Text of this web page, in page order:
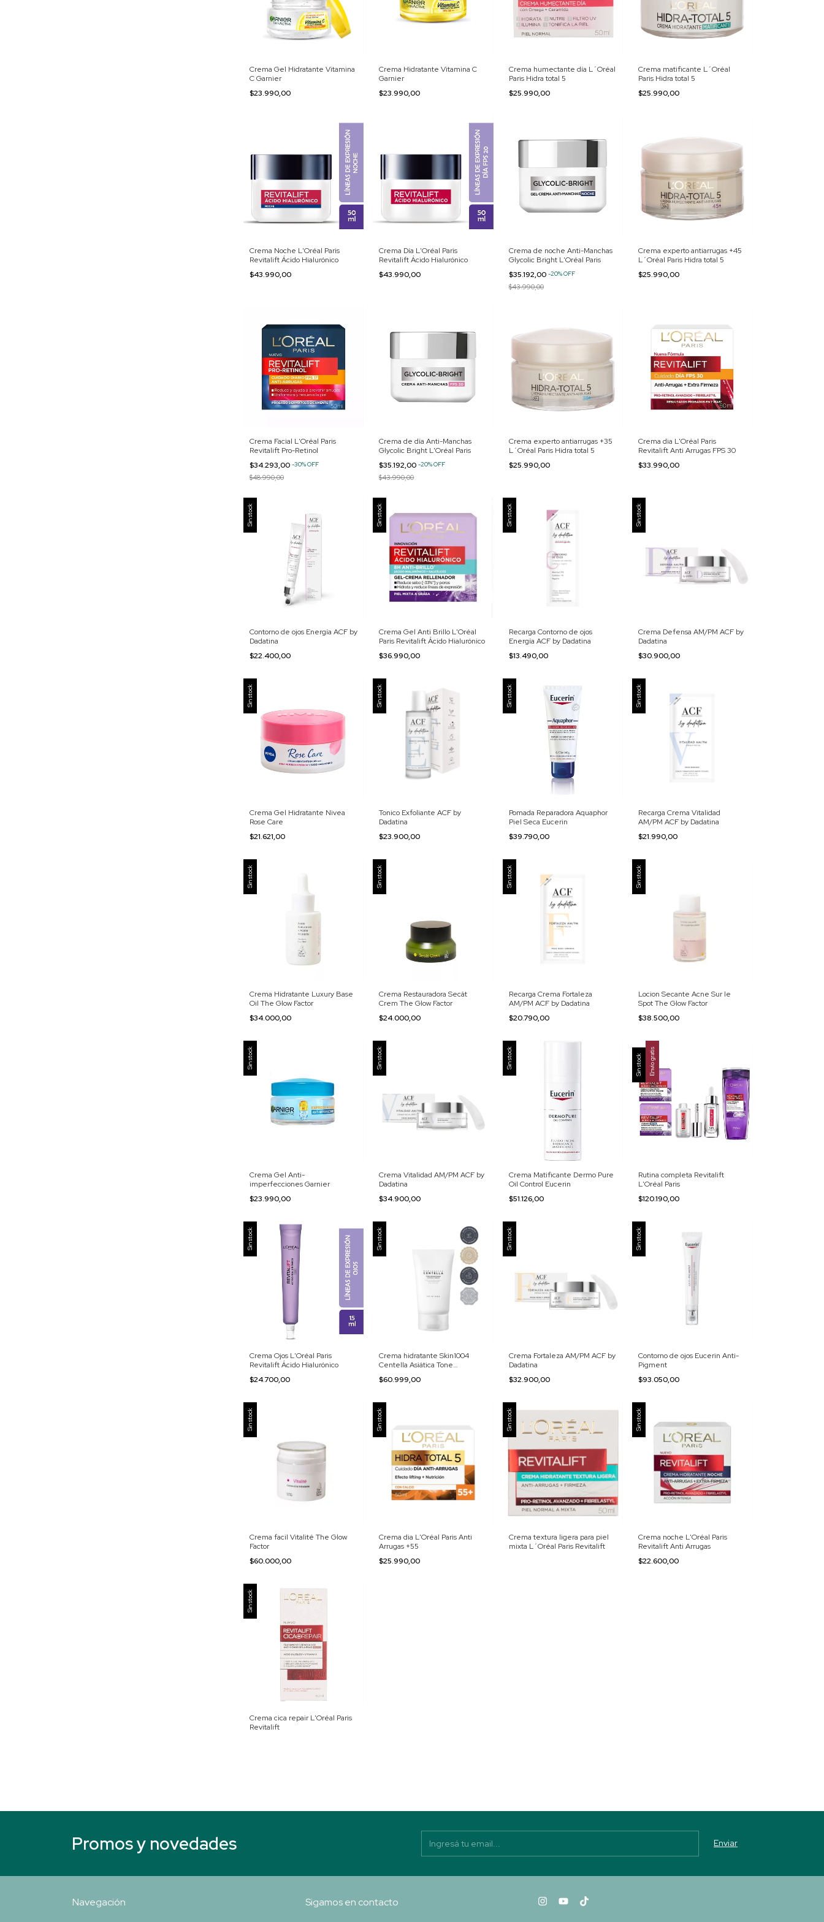
Crema Gel Hidratante Vitamina
C Garnier
$23.990,00
Crema Hidratante Vitamina C
Garnier
$23.990,00
Crema humectante día L´Oréal
Paris Hidra total 5
$25.990,00
Crema matificante L´Oréal
Paris Hidra total 5
$25.990,00
Crema Noche L'Oréal Paris
Revitalift Ácido Hialurónico
$43.990,00
Crema Día L'Oréal Paris
Revitalift Ácido Hialurónico
$43.990,00
Crema de noche Anti-Manchas
Glycolic Bright L'Oréal Paris
$35.192,00 -20%OFF
$43.990,00
Crema experto antiarrugas +45
L´Oréal Paris Hidra total 5
$25.990,00
Crema Facial L'Oréal Paris
Revitalift Pro-Retinol
$34.293,00 -30%OFF
$48.990,00
Crema de día Anti-Manchas
Glycolic Bright L'Oréal Paris
$35.192,00-20%OFF
$43.990,00
Crema experto antiarrugas +35
L´Oréal Paris Hidra total 5
$25.990,00
Crema dia L'Oréal Paris
Revitalift Anti Arrugas FPS 30
$33.990,00
Sin stock
Contorno de ojos Energía ACF by
Dadatina
$22.400,00
Sin stock
Crema Gel Anti Brillo L'Oréal
Paris Revitalift Ácido Hialurónico
$36.990,00
Sin stock
Recarga Contorno de ojos
Energía ACF by Dadatina
$13.490,00
Sin stock
Crema Defensa AM/PM ACF by
Dadatina
$30.900,00
Sin stock
Crema Gel Hidratante Nivea
Rose Care
$21.621,00
Sin stock
Tonico Exfoliante ACF by
Dadatina
$23.900,00
Sin stock
Pomada Reparadora Aquaphor
Piel Seca Eucerin
$39.790,00
Sin stock
Recarga Crema Vitalidad
AM/PM ACF by Dadatina
$21.990,00
Sin stock
Crema Hidratante Luxury Base
Oil The Glow Factor
$34.000,00
Sin stock
Crema Restauradora Secát
Crem The Glow Factor
$24.000,00
Sin stock
Recarga Crema Fortaleza
AM/PM ACF by Dadatina
$20.790,00
Sin stock
Locion Secante Acne Sur le
Spot The Glow Factor
$38.500,00
Sin stock
Crema Gel Anti-
imperfecciones Garnier
$23.990,00
Sin stock
Crema Vitalidad AM/PM ACF by
Dadatina
$34.900,00
Sin stock
Crema Matificante Dermo Pure
Oil Control Eucerin
$51.126,00
Sin stock Envío gratis
Rutina completa Revitalift
L'Oréal Paris
$120.190,00
Sin stock
Crema Ojos L'Oréal Paris
Revitalift Ácido Hialurónico
$24.700,00
Sin stock
Crema hidratante Skin1004
Centella Asiática Tone
$60.999,00
Sin stock
Crema Fortaleza AM/PM ACF by
Dadatina
$32.900,00
Sin stock
Contorno de ojos Eucerin Anti-
Pigment
$93.050,00
Sin stock
Crema facil Vitalité The Glow
Factor
$60.000,00
Sin stock
Crema dia L'Oréal Paris Anti
Arrugas +55
$25.990,00
Sin stock
Crema textura ligera para piel
mixta L´Oréal Paris Revitalift
Sin stock
Crema noche L'Oréal Paris
Revitalift Anti Arrugas
$22.600,00
Sin stock
Crema cica repair L'Oréal Paris
Revitalift
Promos y novedades
Navegación Sigamos en contacto